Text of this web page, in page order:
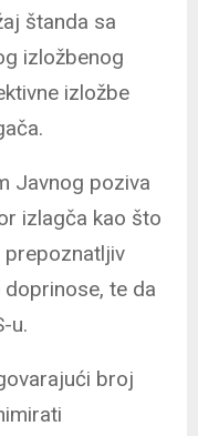
štanda sa
izložbenog
izložbe
Javnog poziva
izlagča kao što
prepoznatljiv
te da
u.
broj